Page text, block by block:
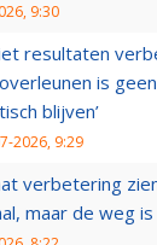
9:30
resultaten
is
blijven’
2026, 9:29
verbetering
maar de weg